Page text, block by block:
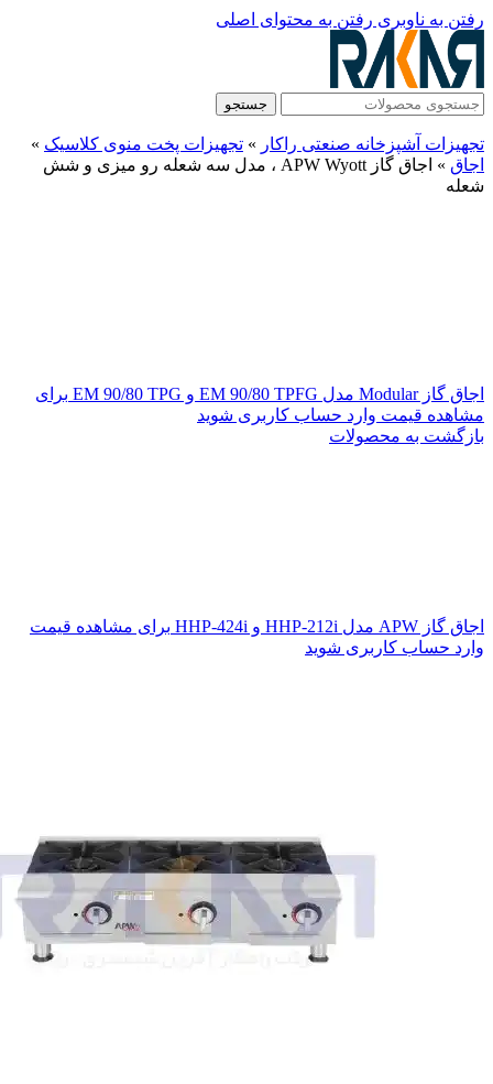
رفتن به ناوبری رفتن به محتوای اصلی
جستجو
تجهیزات آشپزخانه صنعتی راکار » تجهیزات پخت منوی کلاسیک »
اجاق »
اجاق گاز APW Wyott ، مدل سه شعله رو میزی و شش
شعله
اجاق گاز Modular مدل EM 90/80 TPFG و EM 90/80 TPG
برای
مشاهده قیمت وارد حساب کاربری شوید
بازگشت به محصولات
اجاق گاز APW مدل HHP-212i و HHP-424i
برای مشاهده قیمت
وارد حساب کاربری شوید